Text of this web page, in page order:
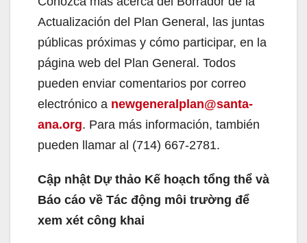
Actualización del Plan General, las juntas
públicas próximas y cómo participar, en la
página web del Plan General. Todos
pueden enviar comentarios por correo
electrónico a newgeneralplan@santa-
ana.org. Para más información, también
pueden llamar al (714) 667-2781.
Cập nhật Dự thảo Kế hoạch tổng thể và
Báo cáo về Tác động môi trường để
xem xét công khai